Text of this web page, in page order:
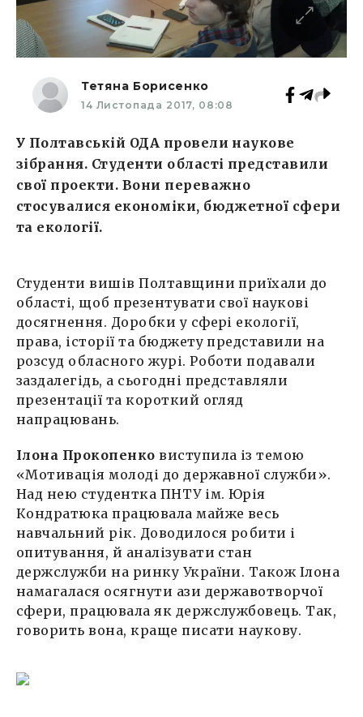
Тетяна Борисенко
14 Листопада 2017, 08:08
У Полтавській ОДА провели наукове
зібрання. Студенти області представили
свої проекти. Вони переважно
стосувалися економіки, бюджетної сфери
та екології.
Студенти вишів Полтавщини приїхали до
області, щоб презентувати свої наукові
досягнення. Доробки у сфері екології,
права, історії та бюджету представили на
розсуд обласного журі. Роботи подавали
заздалегідь, а сьогодні представляли
презентації та короткий огляд
напрацювань.
Ілона Прокопенко виступила із темою
«Мотивація молоді до державної служби».
Над нею студентка ПНТУ ім. Юрія
Кондратюка працювала майже весь
навчальний рік. Доводилося робити і
опитування, й аналізувати стан
держслужби на ринку України. Також Ілона
намагалася осягнути ази державотворчої
сфери, працювала як держслужбовець. Так,
говорить вона, краще писати наукову.